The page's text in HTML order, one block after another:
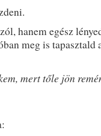
hanem egész
meg is tapasztald
mert tőle jön